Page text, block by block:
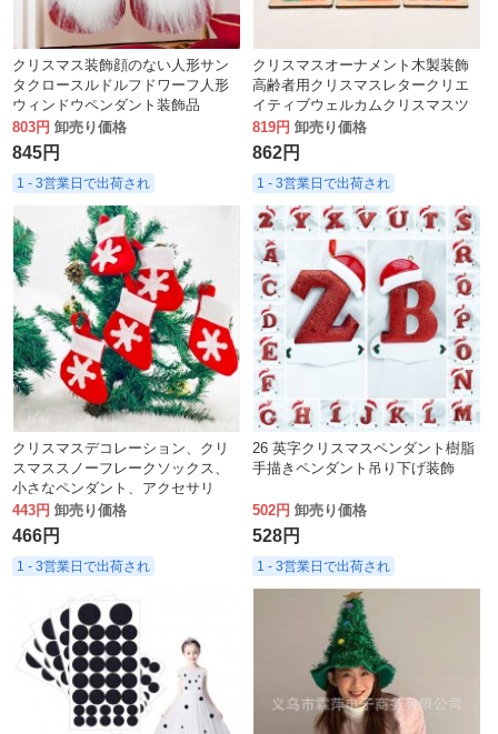
クリスマス装飾顔のない人形サン
タクロースルドルフドワーフ人形
ウィンドウペンダント装飾品
803円 卸売り価格
845円
1 - 3営業日で出荷され
クリスマスオーナメント木製装飾
高齢者用クリスマスレタークリエ
イティブウェルカムクリスマスツ
リーノエルデスクトップ小道具
819円 卸売り価格
862円
1 - 3営業日で出荷され
クリスマスデコレーション、クリ
スマススノーフレークソックス、
小さなペンダント、アクセサリ
ー、ナイフとフォークのセット、
ミニソックス、カトラリーセッ
ト、小さな靴下
443円 卸売り価格
466円
1 - 3営業日で出荷され
26 英字クリスマスペンダント樹脂
手描きペンダント吊り下げ装飾
502円 卸売り価格
528円
1 - 3営業日で出荷され